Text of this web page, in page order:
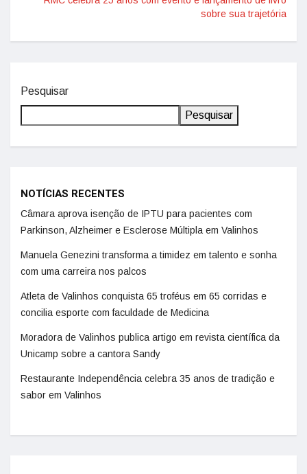
sobre sua trajetória
Pesquisar
Pesquisar
NOTÍCIAS RECENTES
Câmara aprova isenção de IPTU para pacientes com
Parkinson, Alzheimer e Esclerose Múltipla em Valinhos
Manuela Genezini transforma a timidez em talento e sonha
com uma carreira nos palcos
Atleta de Valinhos conquista 65 troféus em 65 corridas e
concilia esporte com faculdade de Medicina
Moradora de Valinhos publica artigo em revista científica da
Unicamp sobre a cantora Sandy
Restaurante Independência celebra 35 anos de tradição e
sabor em Valinhos